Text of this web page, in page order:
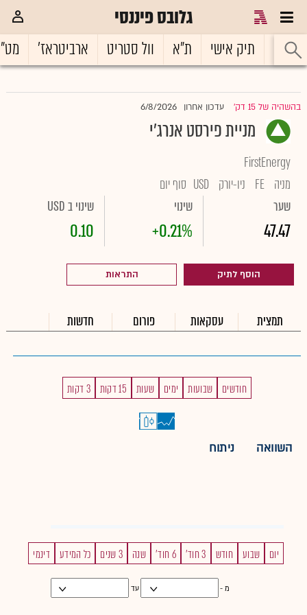
גלובס פיננסי
ראשי תיק אישי ת"א וול סטריט ארביטראז'
בהשהיה של 15 דק' עדכון אחרון 6/8/2026
מניית פירסט אנרג'י
FirstEnergy
מניה FE ניו-יורק USD סוף יום
שער
47.47
שינוי
+0.21%
שינוי ב USD
0.10
הוסף לתיק התראות
תמצית עסקאות פורום חדשות
חודשים שבועות ימים שעות 15 דקות 3 דקות
השוואה ניתוח
יום שבוע חודש 3 חוד' 6 חוד' שנה 3 שנים כל המידע דינמי
מ - עד